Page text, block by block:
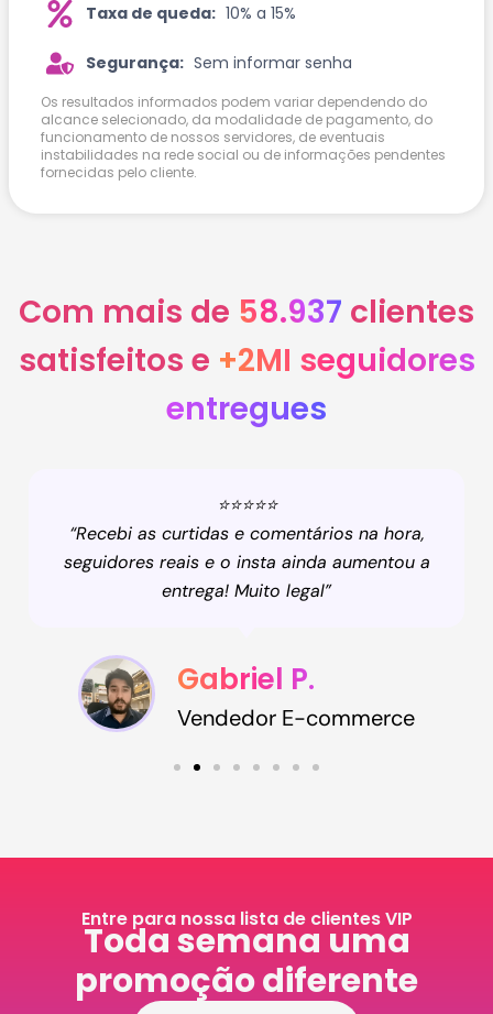
Taxa de queda: 10% a 15%
Segurança: Sem informar senha
Os resultados informados podem variar dependendo do
alcance selecionado, da modalidade de pagamento, do
funcionamento de nossos servidores, de eventuais
instabilidades na rede social ou de informações pendentes
fornecidas pelo cliente.
Com mais de 58.937 clientes
satisfeitos e +2MI seguidores
entregues
⭐⭐⭐⭐⭐
“Recebi as curtidas e comentários na hora,
seguidores reais e o insta ainda aumentou a
entrega! Muito legal”
Gabriel P.
Vendedor E-commerce
Entre para nossa lista de clientes VIP
Toda semana uma
promoção diferente​